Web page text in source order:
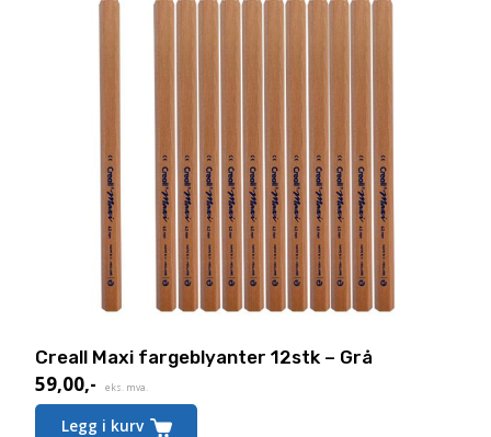
Creall Maxi fargeblyanter 12stk – Grå
59,00,-
Nåværende
pris
eks. mva.
Legg i kurv